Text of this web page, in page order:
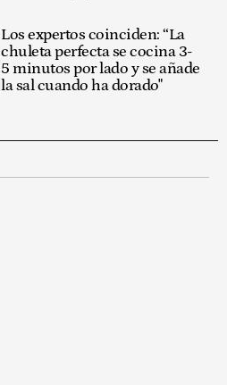
Los expertos coinciden: “La
chuleta perfecta se cocina 3-
5 minutos por lado y se añade
la sal cuando ha dorado"